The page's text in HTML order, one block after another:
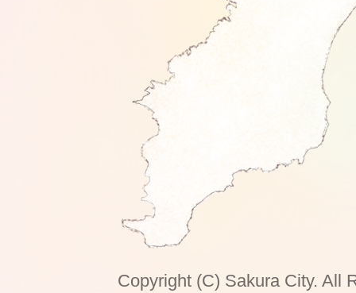
Copyright (C) Sakura City. All